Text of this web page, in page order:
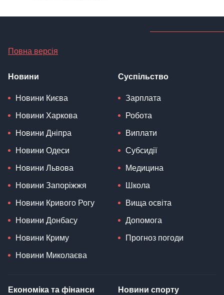
Повна версія
Новини
Новини Києва
Новини Харкова
Новини Дніпра
Новини Одеси
Новини Львова
Новини Запоріжжя
Новини Кривого Рогу
Новини Донбасу
Новини Криму
Новини Миколаєва
Суспільство
Зарплата
Робота
Виплати
Субсидії
Медицина
Школа
Вища освіта
Допомога
Прогноз погоди
Економіка та фінанси Новини спорту